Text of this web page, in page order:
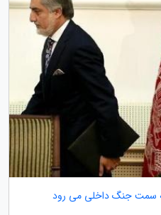
سمت جنگ داخلی می رود